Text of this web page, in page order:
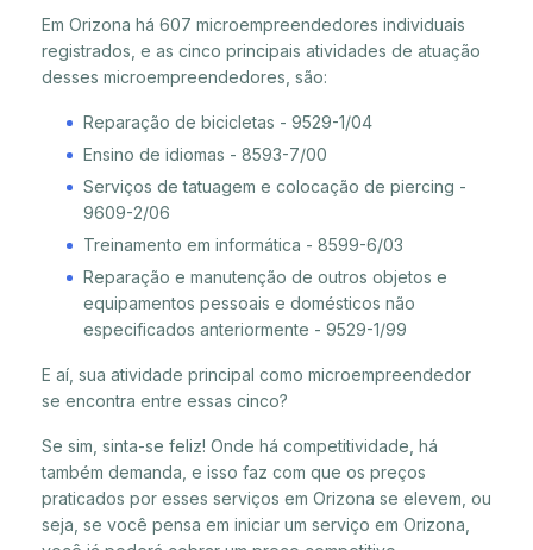
Em Orizona há 607 microempreendedores individuais
registrados, e as cinco principais atividades de atuação
desses microempreendedores, são:
Reparação de bicicletas - 9529-1/04
Ensino de idiomas - 8593-7/00
Serviços de tatuagem e colocação de piercing -
9609-2/06
Treinamento em informática - 8599-6/03
Reparação e manutenção de outros objetos e
equipamentos pessoais e domésticos não
especificados anteriormente - 9529-1/99
E aí, sua atividade principal como microempreendedor
se encontra entre essas cinco?
Se sim, sinta-se feliz! Onde há competitividade, há
também demanda, e isso faz com que os preços
praticados por esses serviços em Orizona se elevem, ou
seja, se você pensa em iniciar um serviço em Orizona,